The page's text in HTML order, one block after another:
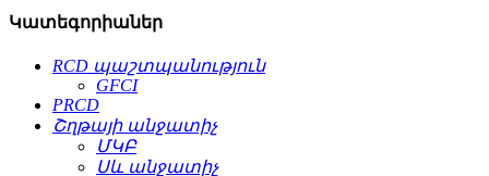
Կատեգորիաներ
RCD պաշտպանություն
GFCI
PRCD
Շղթայի անջատիչ
ՄԿԲ
Սև անջատիչ